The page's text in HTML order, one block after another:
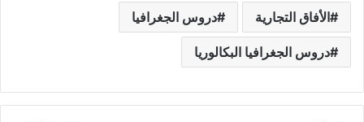
الأفاق التجارية دروس الجغرافيا
دروس الجغرافيا البكالوريا